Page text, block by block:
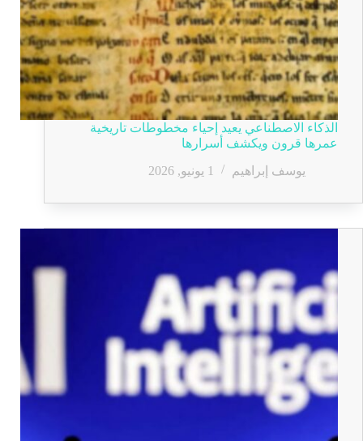
الذكاء الاصطناعي يعيد إحياء مخطوطات تاريخية
عمرها قرون ويكشف أسرارها
يوسف إبراهيم
1 يونيو, 2026